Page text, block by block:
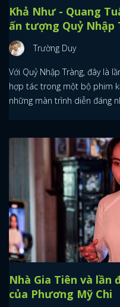
Khả Như - Quang
ấn tượng Quỷ Nhập
Trường Duy
Với Quỷ Nhập Tràng, đây là
hợp tác trong một bộ phim
những màn trình diễn đáng
Nhà Gia Tiên và lần
của Phương Mỹ Chi